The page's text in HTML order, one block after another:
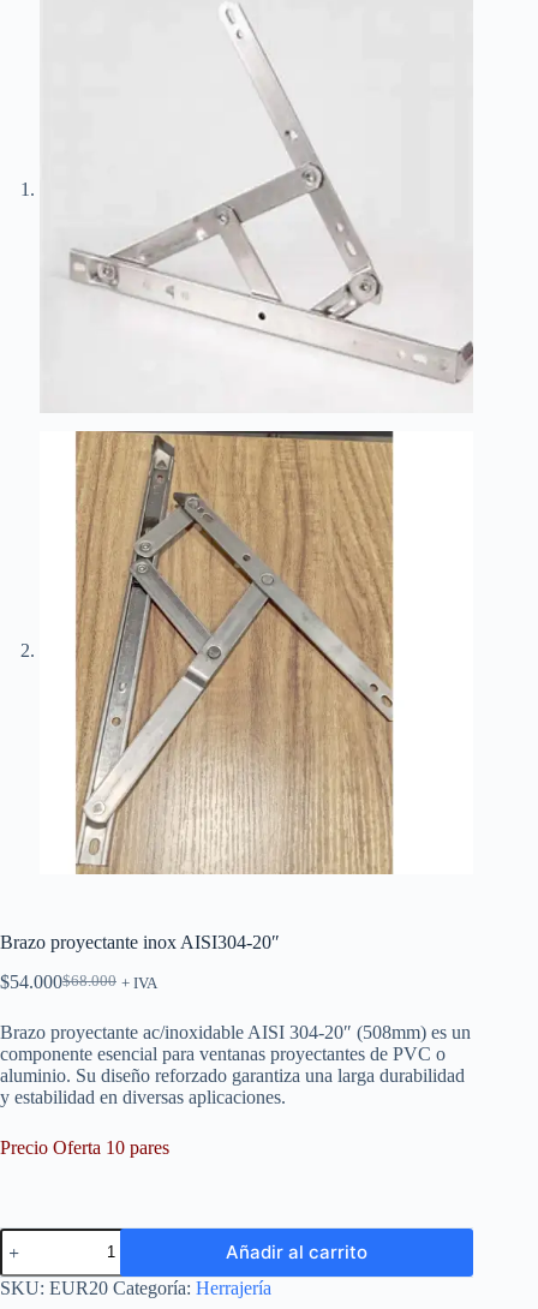
Brazo proyectante inox AISI304-20″
$68.000
El
original
era:
$68.000.
$54.000El
actual
es:
$54.000.
+ IVA
Brazo proyectante ac/inoxidable AISI 304-20″ (508mm) es un
componente esencial para ventanas proyectantes de PVC o
aluminio. Su diseño reforzado garantiza una larga durabilidad
y estabilidad en diversas aplicaciones.
Precio Oferta 10 pares
Brazo
proyectante
inox
AISI304-
Añadir al carrito
SKU: EUR20 Categoría: Herrajería